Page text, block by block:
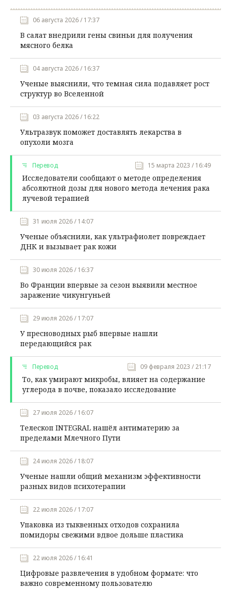
06 августа 2026 / 17:37
В салат внедрили гены свиньи для получения
мясного белка
04 августа 2026 / 16:37
Ученые выяснили, что темная сила подавляет рост
структур во Вселенной
03 августа 2026 / 16:22
Ультразвук поможет доставлять лекарства в
опухоли мозга
Перевод 15 марта 2023 / 16:49
Исследователи сообщают о методе определения
абсолютной дозы для нового метода лечения рака
лучевой терапией
31 июля 2026 / 14:07
Ученые объяснили, как ультрафиолет повреждает
ДНК и вызывает рак кожи
30 июля 2026 / 16:37
Во Франции впервые за сезон выявили местное
заражение чикунгуньей
29 июля 2026 / 17:07
У пресноводных рыб впервые нашли
передающийся рак
Перевод 09 февраля 2023 / 21:17
То, как умирают микробы, влияет на содержание
углерода в почве, показало исследование
27 июля 2026 / 16:07
Телескоп INTEGRAL нашёл антиматерию за
пределами Млечного Пути
24 июля 2026 / 18:07
Ученые нашли общий механизм эффективности
разных видов психотерапии
22 июля 2026 / 17:07
Упаковка из тыквенных отходов сохранила
помидоры свежими вдвое дольше пластика
22 июля 2026 / 16:41
Цифровые развлечения в удобном формате: что
важно современному пользователю